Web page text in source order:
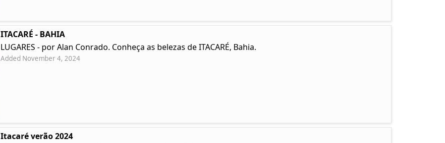
ITACARÉ - BAHIA
LUGARES - por Alan Conrado. Conheça as belezas de ITACARÉ, Bahia.
Added November 4, 2024
Itacaré verão 2024